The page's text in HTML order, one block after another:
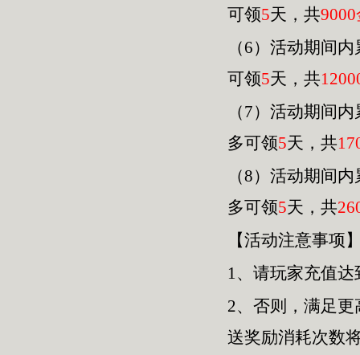
可领5天，共9000
（6）活动期间
可领5天，共120
（7）活动期间
多可领5天，共
（8）活动期间
多可领5天，共
【活动注意事项
1、请玩家充值
2、否则，满足
送奖励消耗次数